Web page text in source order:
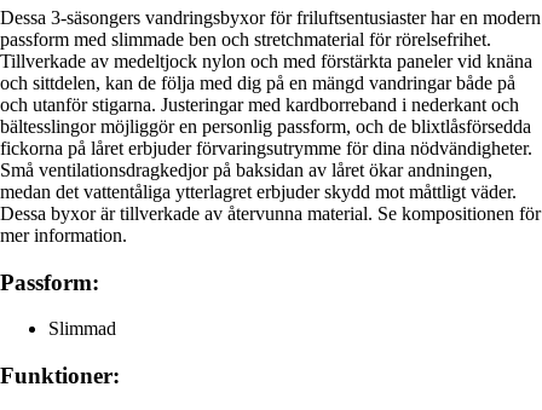
Dessa 3-säsongers vandringsbyxor för friluftsentusiaster har en modern
passform med slimmade ben och stretchmaterial för rörelsefrihet.
Tillverkade av medeltjock nylon och med förstärkta paneler vid knäna
och sittdelen, kan de följa med dig på en mängd vandringar både på
och utanför stigarna. Justeringar med kardborreband i nederkant och
bältesslingor möjliggör en personlig passform, och de blixtlåsförsedda
fickorna på låret erbjuder förvaringsutrymme för dina nödvändigheter.
Små ventilationsdragkedjor på baksidan av låret ökar andningen,
medan det vattentåliga ytterlagret erbjuder skydd mot måttligt väder.
Dessa byxor är tillverkade av återvunna material. Se kompositionen för
mer information.
Passform:
Slimmad
Funktioner: